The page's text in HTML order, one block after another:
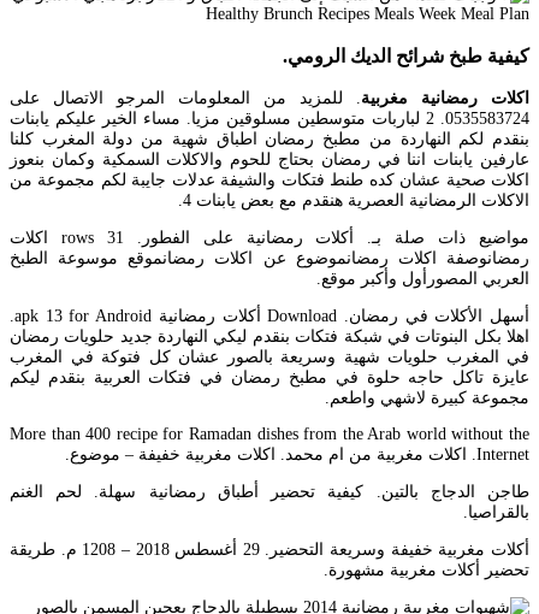
كيفية طبخ شرائح الديك الرومي.
اكلات رمضانية مغربية . للمزيد من المعلومات المرجو الاتصال على
0535583724. 2 لباربات متوسطين مسلوقين مزيا. مساء الخير عليكم يابنات
بنقدم لكم النهاردة من مطبخ رمضان اطباق شهية من دولة المغرب كلنا
عارفين يابنات اننا في رمضان بحتاج للحوم والاكلات السمكية وكمان بنعوز
اكلات صحية عشان كده طنط فتكات والشيفة عدلات جايبة لكم مجموعة من
الاكلات الرمضانية العصرية هنقدم مع بعض يابنات 4.
مواضيع ذات صلة بـ. أكلات رمضانية على الفطور. 31 rows اكلات
رمضانوصفة اكلات رمضانموضوع عن اكلات رمضانموقع موسوعة الطبخ
العربي المصورأول وأكبر موقع.
اهلا بكل البنوتات في شبكة فتكات بنقدم ليكي النهاردة جديد حلويات رمضان
في المغرب حلويات شهية وسريعة بالصور عشان كل فتوكة في المغرب
عايزة تاكل حاجه حلوة في مطبخ رمضان في فتكات العربية بنقدم ليكم
مجموعة كبيرة لاشهي واطعم.
More than 400 recipe for Ramadan dishes from the Arab world without the
Internet. اكلات مغربية من ام محمد. اكلات مغربية خفيفة – موضوع.
طاجن الدجاج بالتين. كيفية تحضير أطباق رمضانية سهلة. لحم الغنم
بالقراصيا.
أكلات مغربية خفيفة وسريعة التحضير. 29 أغسطس 2018 – 1208 م. طريقة
تحضير أكلات مغربية مشهورة.